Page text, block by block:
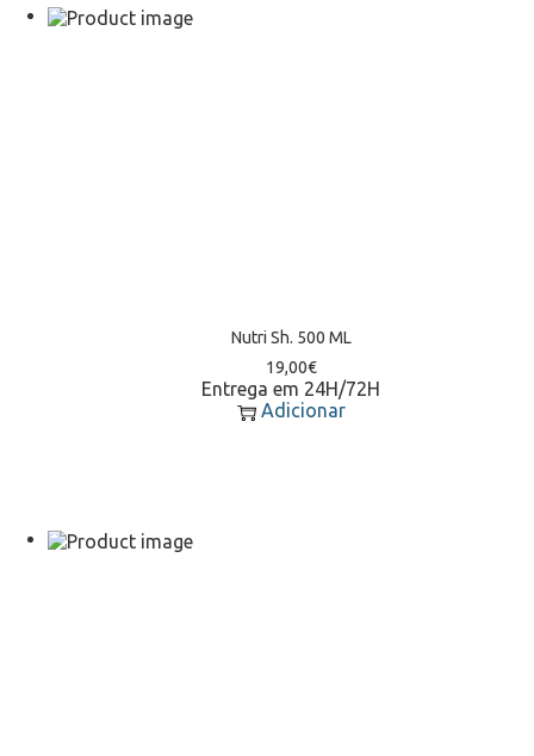
Nutri Sh. 500 ML
19,00€
Entrega em 24H/72H
Adicionar